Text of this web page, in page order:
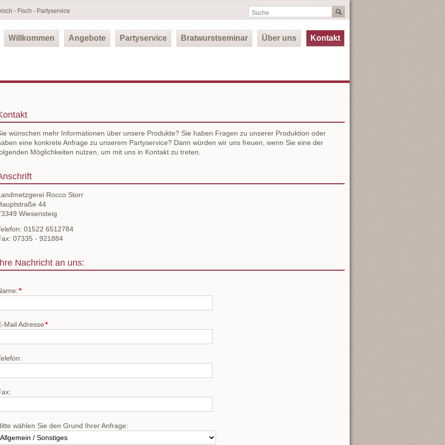
- Fisch - Partyservice
Navigation
überspringen
Willkommen Angebote Partyservice Bratwurstseminar Über uns Kontakt
wünschen mehr Informationen über unsere Produkte? Sie haben Fragen zu unserer Produktion oder
eine konkrete Anfrage zu unserem Partyservice? Dann würden wir uns freuen, wenn Sie eine der
Möglichkeiten nutzen, um mit uns in Kontakt zu treten.
Rocco Storr
44
Wiesensteig
01522 6512784
07335 - 921884
Nachricht an uns:
*
Mail Adresse*
wählen Sie den Grund Ihrer Anfrage: